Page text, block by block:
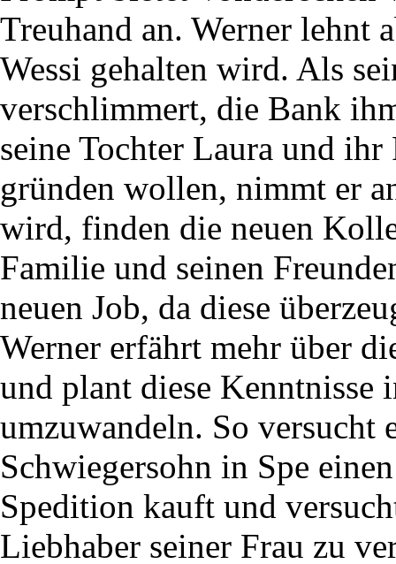
Treuhand an. Werner lehnt
Wessi gehalten wird. Als
verschlimmert, die Bank
seine Tochter Laura und
gründen wollen, nimmt er
wird, finden die neuen
Familie und seinen
neuen Job, da diese
Werner erfährt mehr über
und plant diese Kenntnisse
umzuwandeln. So versucht
Schwiegersohn in Spe
Spedition kauft und
Liebhaber seiner Frau zu